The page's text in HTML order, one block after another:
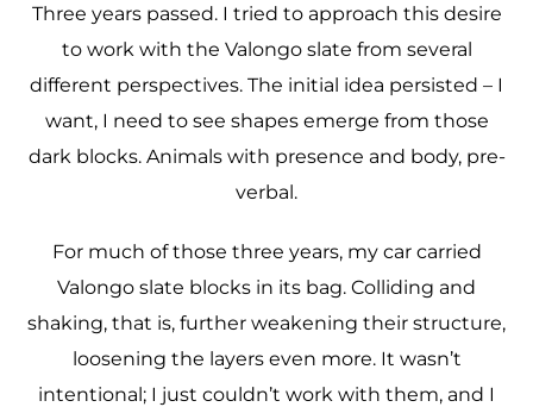
Three years passed. I tried to approach this desire
to work with the Valongo slate from several
different perspectives. The initial idea persisted – I
want, I need to see shapes emerge from those
dark blocks. Animals with presence and body, pre-
verbal.
For much of those three years, my car carried
Valongo slate blocks in its bag. Colliding and
shaking, that is, further weakening their structure,
loosening the layers even more. It wasn’t
intentional; I just couldn’t work with them, and I